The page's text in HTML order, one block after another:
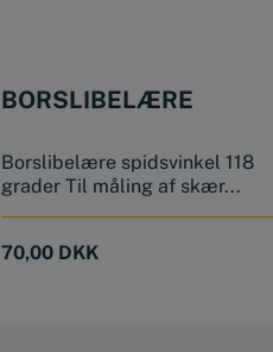
BORSLIBELÆRE
Borslibelære spidsvinkel 118
grader Til måling af skær...
70,00 DKK